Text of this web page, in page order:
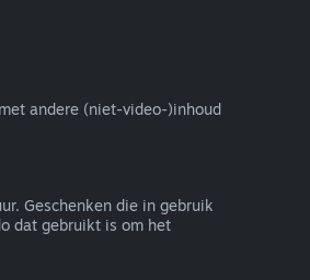
andere (niet-video-)inhoud
Geschenken die in gebruik
dat gebruikt is om het